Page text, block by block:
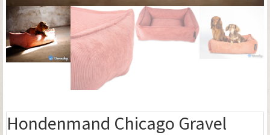
Hondenmand Chicago Gravel